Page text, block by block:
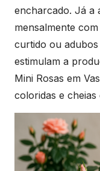
encharcado. Já a
mensalmente
curtido ou
estimulam a
Mini Rosas em
coloridas e cheias